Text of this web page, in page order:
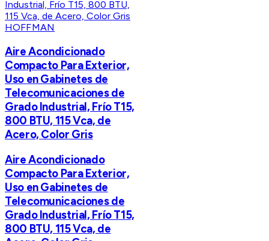
HOFFMAN
Aire Acondicionado
Compacto Para Exterior,
Uso en Gabinetes de
Telecomunicaciones de
Grado Industrial, Frío T15,
800 BTU, 115 Vca, de
Acero, Color Gris
Aire Acondicionado
Compacto Para Exterior,
Uso en Gabinetes de
Telecomunicaciones de
Grado Industrial, Frío T15,
800 BTU, 115 Vca, de